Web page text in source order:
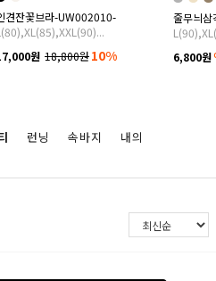
견잔꽃브라-UW002010-
원 18,800원10%
줄무늬
6,800원
런닝 속바지 내의